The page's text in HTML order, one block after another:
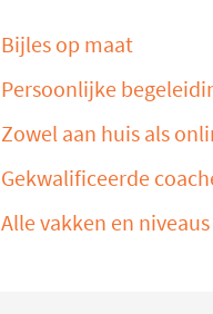
Bijles op maat
Persoonlijke
Zowel aan huis als
Gekwalificeerde
Alle vakken en niveaus